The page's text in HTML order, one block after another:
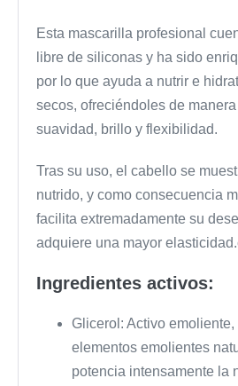
Esta mascarilla profesional
libre de siliconas y ha sido
por lo que ayuda a nutrir e
secos, ofreciéndoles de
suavidad, brillo y flexibilidad.
Tras su uso, el cabello se
nutrido, y como consecuencia
facilita extremadamente su
adquiere una mayor
Ingredientes activos:
Glicerol: Activo
elementos emolientes
potencia intensamente la